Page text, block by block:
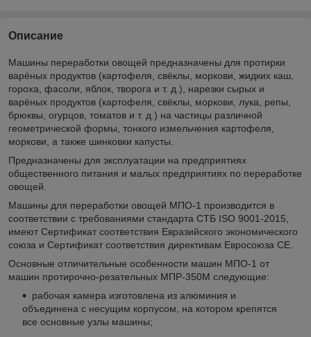
Описание
Машины переработки овощей предназначены для протирки
варёных продуктов (картофеля, свёклы, моркови, жидких каш,
гороха, фасоли, яблок, творога и т. д.), нарезки сырых и
варёных продуктов (картофеля, свёклы, моркови, лука, репы,
брюквы, огурцов, томатов и т. д.) на частицы различной
геометрической формы, тонкого измельчения картофеля,
моркови, а также шинковки капусты.
Предназначены для эксплуатации на предприятиях
общественного питания и малых предприятиях по переработке
овощей.
Машины для переработки овощей МПО-1 производится в
соответствии с требованиями стандарта СТБ ISO 9001-2015,
имеют Сертификат соответствия Евразийского экономического
союза и Сертификат соответствия директивам Евросоюза CE.
Основные отличительные особенности машин МПО-1 от
машин протирочно-резательных МПР-350М следующие:
рабочая камера изготовлена из алюминия и
объединена с несущим корпусом, на котором крепятся
все основные узлы машины;